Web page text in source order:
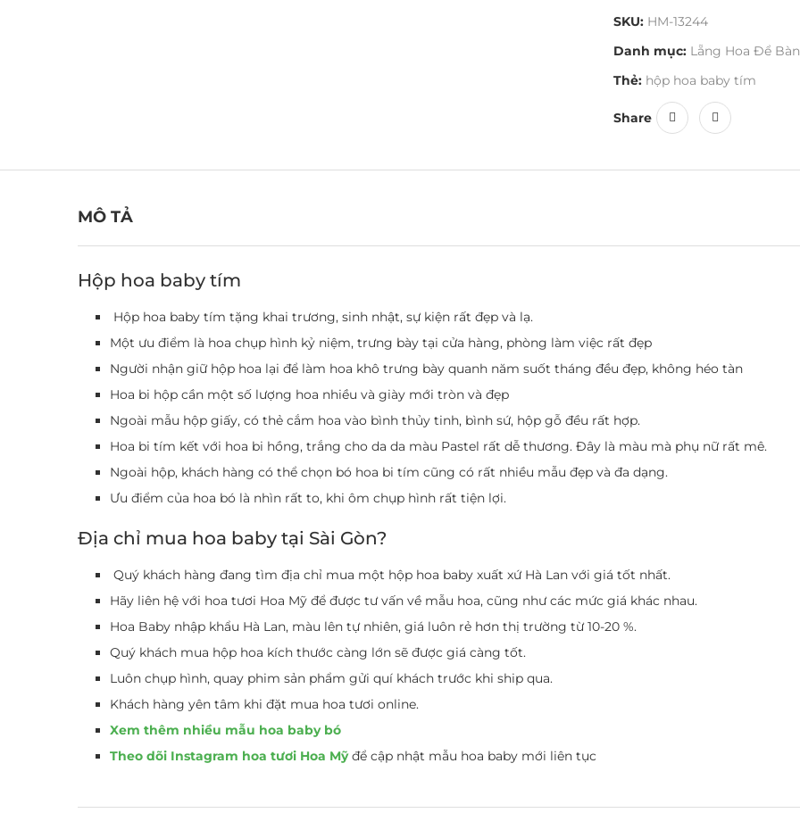
SKU: HM-13244
Danh mục: Lẵng Hoa Để Bàn
Thẻ: hộp hoa baby tím
Share
MÔ TẢ
Hộp hoa baby tím
Hộp hoa baby tím tặng khai trương, sinh nhật, sự kiện rất đẹp và lạ.
Một ưu điểm là hoa chụp hình kỷ niệm, trưng bày tại cửa hàng, phòng làm việc rất đẹp
Người nhận giữ hộp hoa lại để làm hoa khô trưng bày quanh năm suốt tháng đều đẹp, không héo tàn
Hoa bi hộp cần một số lượng hoa nhiều và giày mới tròn và đẹp
Ngoài mẫu hộp giấy, có thẻ cắm hoa vào bình thủy tinh, bình sứ, hộp gỗ đều rất hợp.
Hoa bi tím kết với hoa bi hồng, trắng cho da da màu Pastel rất dễ thương. Đây là màu mà phụ nữ rất mê.
Ngoài hộp, khách hàng có thể chọn bó hoa bi tím cũng có rất nhiều mẫu đẹp và đa dạng.
Ưu điểm của hoa bó là nhìn rất to, khi ôm chụp hình rất tiện lợi.
Địa chỉ mua hoa baby tại Sài Gòn?
Quý khách hàng đang tìm địa chỉ mua một hộp hoa baby xuất xứ Hà Lan với giá tốt nhất.
Hãy liên hệ với hoa tươi Hoa Mỹ để được tư vấn về mẫu hoa, cũng như các mức giá khác nhau.
Hoa Baby nhập khẩu Hà Lan, màu lên tự nhiên, giá luôn rẻ hơn thị trường từ 10-20 %.
Quý khách mua hộp hoa kích thước càng lớn sẽ được giá càng tốt.
Luôn chụp hình, quay phim sản phẩm gửi quí khách trước khi ship qua.
Khách hàng yên tâm khi đặt mua hoa tươi online.
Xem thêm nhiều mẫu hoa baby bó
Theo dõi Instagram hoa tươi Hoa Mỹđể cập nhật mẫu hoa baby mới liên tục